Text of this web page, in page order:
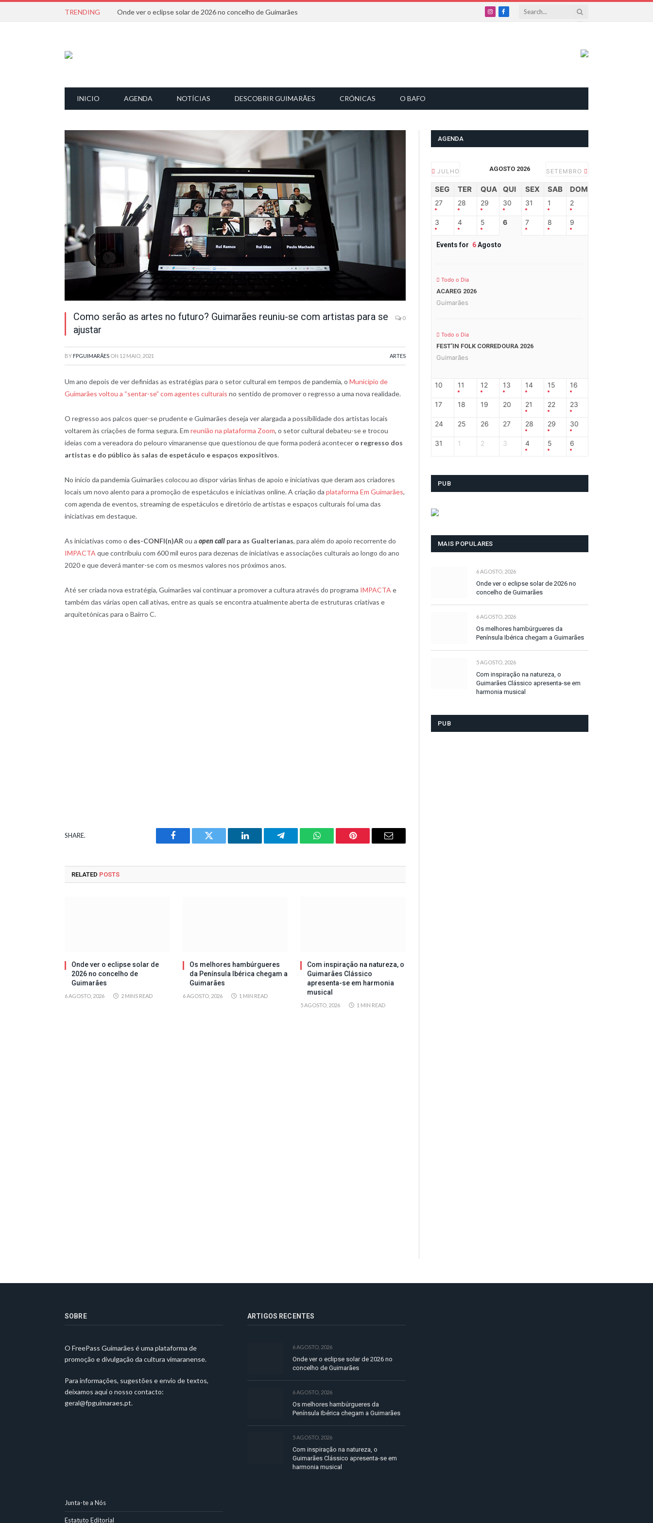
TRENDING Onde ver o eclipse solar de 2026 no concelho de Guimarães
InstagramFacebook
INICIO AGENDA NOTÍCIAS DESCOBRIR GUIMARÃES CRÓNICAS O BAFO
Como serão as artes no futuro? Guimarães reuniu-se com artistas para se
ajustar
0
BY FPGUIMARÃES ON 12 MAIO, 2021 ARTES
Um ano depois de ver definidas as estratégias para o setor cultural em tempos de pandemia, o Município de
Guimarães voltou a “sentar-se” com agentes culturais no sentido de promover o regresso a uma nova realidade.
O regresso aos palcos quer-se prudente e Guimarães deseja ver alargada a possibilidade dos artistas locais
voltarem às criações de forma segura. Em reunião na plataforma Zoom, o setor cultural debateu-se e trocou
ideias com a vereadora do pelouro vimaranense que questionou de que forma poderá acontecer o regresso dos
artistas e do público às salas de espetáculo e espaços expositivos.
No início da pandemia Guimarães colocou ao dispor várias linhas de apoio e iniciativas que deram aos criadores
locais um novo alento para a promoção de espetáculos e iniciativas online. A criação da plataforma Em Guimarães,
com agenda de eventos, streaming de espetáculos e diretório de artistas e espaços culturais foi uma das
iniciativas em destaque.
As iniciativas como o des-CONFI(n)AR ou a open call para as Gualterianas, para além do apoio recorrente do
IMPACTA que contribuiu com 600 mil euros para dezenas de iniciativas e associações culturais ao longo do ano
2020 e que deverá manter-se com os mesmos valores nos próximos anos.
Até ser criada nova estratégia, Guimarães vai continuar a promover a cultura através do programa IMPACTA e
também das várias open call ativas, entre as quais se encontra atualmente aberta de estruturas criativas e
arquitetónicas para o Bairro C.
SHARE.
Facebook Twitter LinkedIn Telegram WhatsAppPinterest Email
RELATED POSTS
Onde ver o eclipse solar de
2026 no concelho de
Guimarães
6 AGOSTO, 2026 2 MINS READ
Os melhores hambúrgueres
da Península Ibérica chegam a
Guimarães
6 AGOSTO, 2026 1 MIN READ
Com inspiração na natureza, o
Guimarães Clássico
apresenta-se em harmonia
musical
5 AGOSTO, 2026 1 MIN READ
AGENDA
JULHO AGOSTO 2026 SETEMBRO
SEG TER QUA QUI SEX SAB DOM
27 28 29 30 31 1 2
3 4 5 6 7 8 9
Events for 6Agosto
Todo o Dia
ACAREG 2026
Guimarães
Todo o Dia
FEST’IN FOLK CORREDOURA 2026
Guimarães
10 11 12 13 14 15 16
17 18 19 20 21 22 23
24 25 26 27 28 29 30
31 1 2 3 4 5 6
PUB
MAIS POPULARES
6 AGOSTO, 2026
Onde ver o eclipse solar de 2026 no
concelho de Guimarães
6 AGOSTO, 2026
Os melhores hambúrgueres da
Península Ibérica chegam a Guimarães
5 AGOSTO, 2026
Com inspiração na natureza, o
Guimarães Clássico apresenta-se em
harmonia musical
PUB
SOBRE
O FreePass Guimarães é uma plataforma de
promoção e divulgação da cultura vimaranense.
Para informações, sugestões e envio de textos,
deixamos aqui o nosso contacto:
geral@fpguimaraes.pt.
ARTIGOS RECENTES
6 AGOSTO, 2026
Onde ver o eclipse solar de 2026 no
concelho de Guimarães
6 AGOSTO, 2026
Os melhores hambúrgueres da
Península Ibérica chegam a Guimarães
5 AGOSTO, 2026
Com inspiração na natureza, o
Guimarães Clássico apresenta-se em
harmonia musical
Junta-te a Nós
Estatuto Editorial